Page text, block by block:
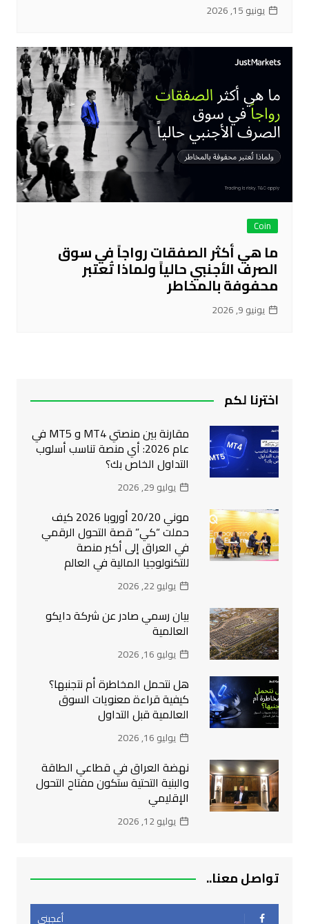
يونيو 15, 2026
Coin
ما هي أكثر الصفقات رواجاً في سوق
الصرف الأجنبي حالياً ولماذا تُعتبر
محفوفة بالمخاطر
يونيو 9, 2026
اخترنا لكم
مقارنة بين منصتي MT4 و MT5 في
عام 2026: أي منصة تناسب أسلوب
التداول الخاص بك؟
يوليو 29, 2026
موني 20/20 أوروبا 2026 كيف
حملت “كي” قصة التحول الرقمي
في العراق إلى أكبر منصة
للتكنولوجيا المالية في العالم
يوليو 22, 2026
بيان رسمي صادر عن شركة دايكو
العالمية
يوليو 16, 2026
هل نتحمل المخاطرة أم نتجنبها؟
كيفية قراءة معنويات السوق
العالمية قبل التداول
يوليو 16, 2026
نهضة العراق في قطاعي الطاقة
والبنية التحتية ستكون مفتاح التحول
الإقليمي
يوليو 12, 2026
تواصل معنا..
أعجبني